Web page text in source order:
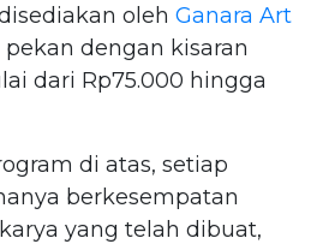
oleh Ganara Art
pekan dengan kisaran
dari Rp75.000 hingga
di atas, setiap
berkesempatan
yang telah dibuat,